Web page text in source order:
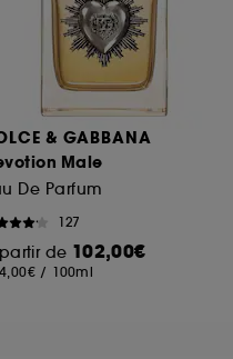
& GABBANA
Male
De Parfum
127
de 102,00€
/ 100ml